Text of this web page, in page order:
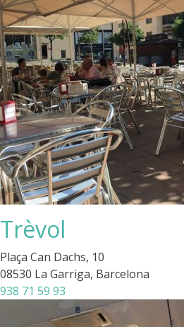
Trèvol
Plaça Can Dachs, 10
08530 La Garriga, Barcelona
938 71 59 93